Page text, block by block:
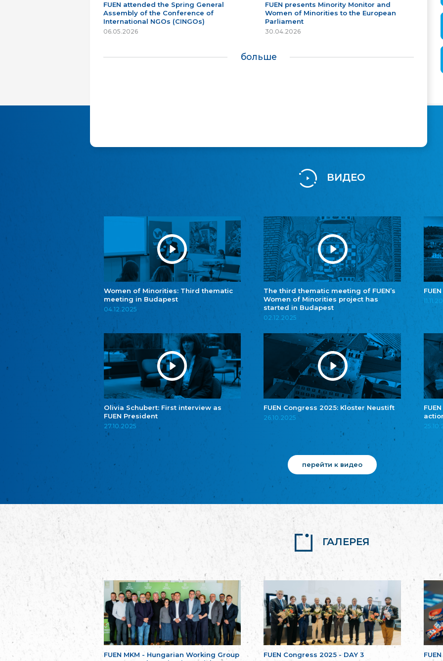
FUEN attended the Spring General
Assembly of the Conference of
International NGOs (CINGOs)
06.05.2026
FUEN presents Minority Monitor and
Women of Minorities to the European
Parliament
30.04.2026
больше
ВИДЕО
Women of Minorities: Third thematic
meeting in Budapest
04.12.2025
The third thematic meeting of FUEN’s
Women of Minorities project has
started in Budapest
02.12.2025
Olivia Schubert: First interview as
FUEN President
27.10.2025
FUEN Congress 2025: Kloster Neustift
26.10.2025
перейти к видео
ГАЛЕРЕЯ
FUEN MKM - Hungarian Working Group
FUEN Congress 2025 - DAY 3